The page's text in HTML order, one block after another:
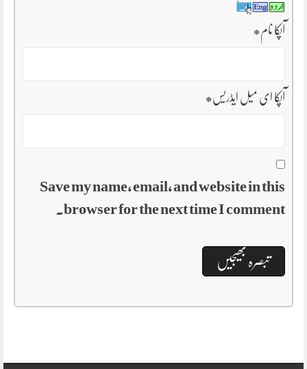
آپکا نام*
آپکا ای میل ایڈریس*
Save my name, email, and website in this
browser for the next time I comment.